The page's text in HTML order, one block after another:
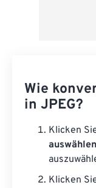
Wie
in JPEG?
Klicken
Klicken